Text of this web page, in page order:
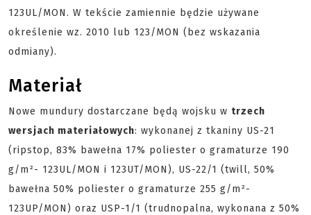
123UL/MON. W tekście zamiennie będzie używane
określenie wz. 2010 lub 123/MON (bez wskazania
odmiany).
Materiał
Nowe mundury dostarczane będą wojsku w trzech
wersjach materiałowych: wykonanej z tkaniny US-21
(ripstop, 83% bawełna 17% poliester o gramaturze 190
g/m²- 123UL/MON i 123UT/MON), US-22/1 (twill, 50%
bawełna 50% poliester o gramaturze 255 g/m²-
123UP/MON) oraz USP-1/1 (trudnopalna, wykonana z 50%